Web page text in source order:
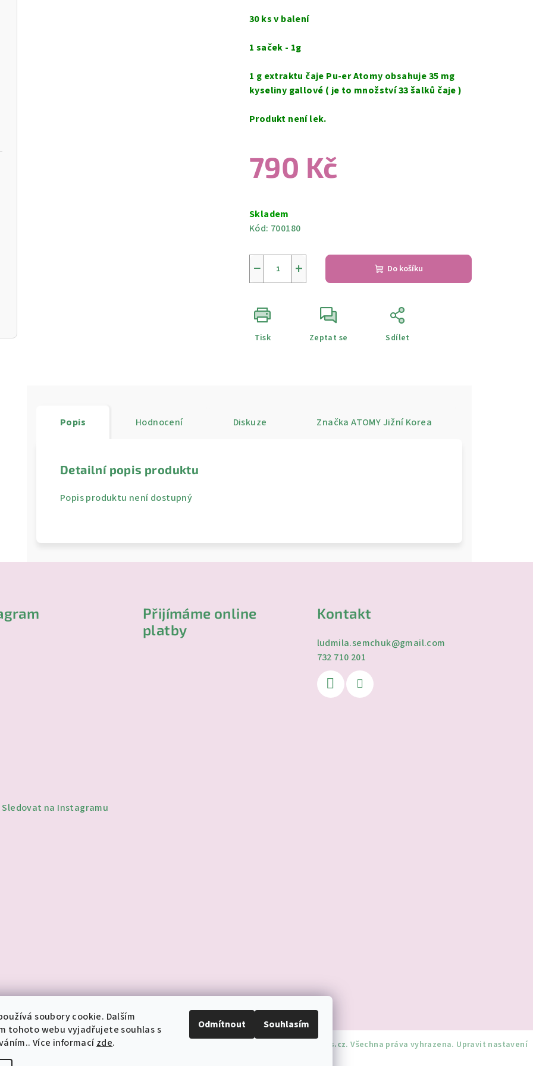
soubory cookie. Dalším
tohoto webu vyjadřujete souhlas s
Více informacízde.
Odmítnout Souhlasím
30 ks v balení
1 saček - 1g
1 g extraktu čaje Pu-er Atomy obsahuje 35 mg
kyseliny gallové ( je to množství 33 šalků čaje )
Produkt není lek.
790 Kč
cena:
Skladem
Kód: 700180
+
− Do košíku
Tisk Zeptat se Sdílet
Popis Hodnocení Diskuze Značka ATOMY Jižní Korea
Detailní popis produktu
Popis produktu není dostupný
Sledovat na Instagramu
Přijímáme online
platby
Kontakt
ludmila.semchuk@gmail.com
732 710 201
jednorozciverivnas.cz. Všechna práva vyhrazena. Upravit nastavení